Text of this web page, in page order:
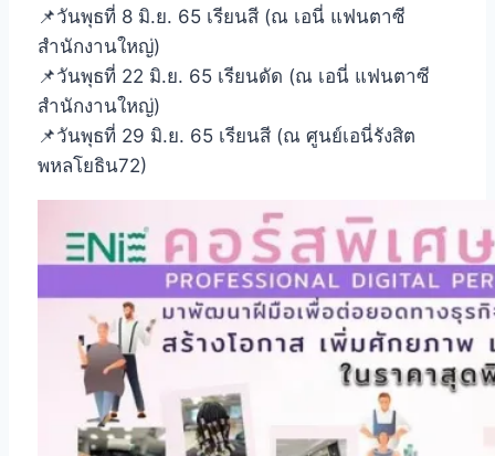
📌วันพุธที่ 8 มิ.ย. 65 เรียนสี (ณ เอนี่ แฟนตาซี
สำนักงานใหญ่)
📌วันพุธที่ 22 มิ.ย. 65 เรียนดัด (ณ เอนี่ แฟนตาซี
สำนักงานใหญ่)
📌วันพุธที่ 29 มิ.ย. 65 เรียนสี (ณ ศูนย์เอนี่รังสิต
พหลโยธิน72)